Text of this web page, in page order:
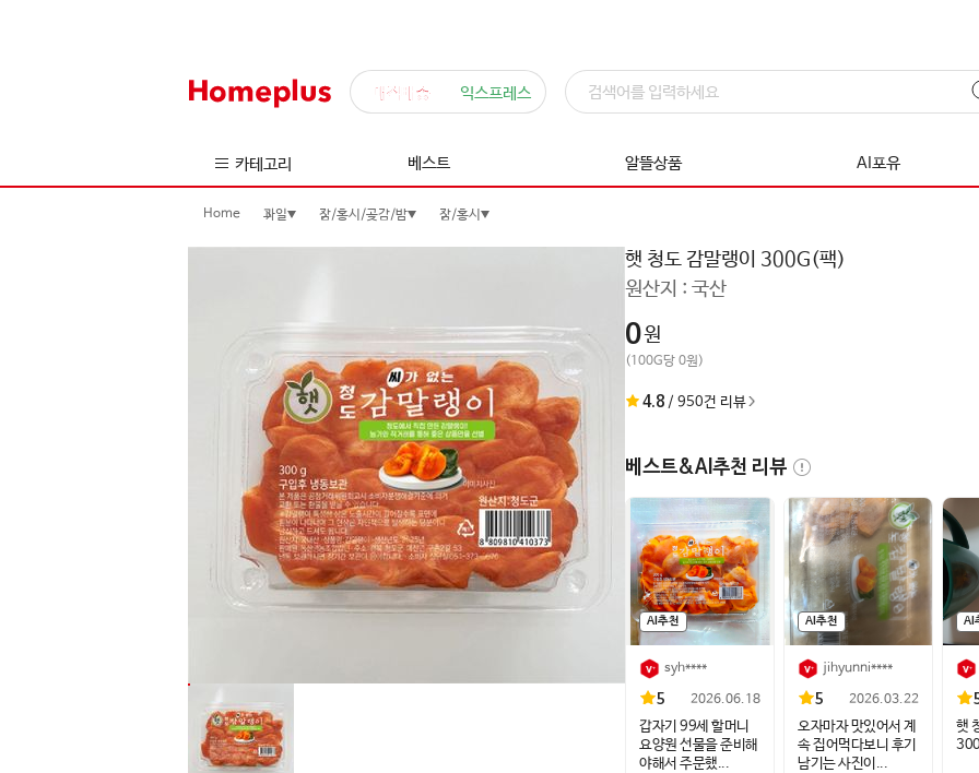
매직배송 익스프레스
카테고리 베스트 알뜰상품 AI포유
Home 과일 감/홍시/곶감/밤 감/홍시
햇 청도 감말랭이 300G(팩)
원산지 : 국산
0원
(100G당 0원)
4.8 / 950건 리뷰
베스트&AI추천 리뷰
AI추천
syh****
5 2026.06.18
갑자기 99세 할머니
요양원 선물을 준비해
야해서 주문했...
AI추천
jihyunni****
5 2026.03.22
오자마자 맛있어서 계
속 집어먹다보니 후기
남기는 사진이...
AI
햇